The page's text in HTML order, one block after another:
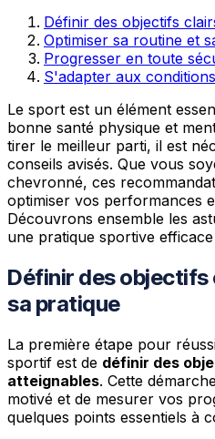
Définir des objectifs
Optimiser sa routine et
Progresser en toute
S'adapter aux
Le sport est un élément
bonne santé physique et
tirer le meilleur parti, il est
conseils avisés. Que vous
chevronné, ces
optimiser vos performances
Découvrons ensemble les
une pratique sportive
Définir des
sa pratique
La première étape pour
sportif est de définir des
atteignables. Cette
motivé et de mesurer vos
quelques points essentiels à